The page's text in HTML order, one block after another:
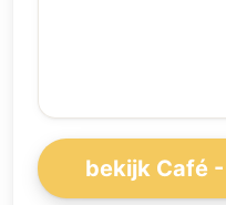
bekijk Café